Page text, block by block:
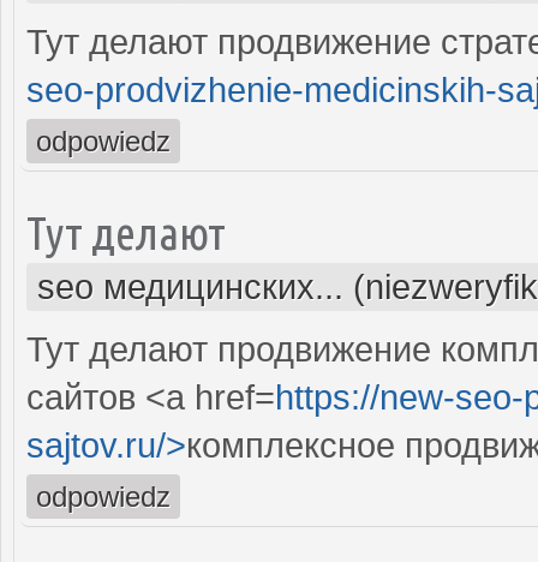
Тут делают продвижение
seo-prodvizhenie-medicinskih-
odpowiedz
Тут делают
seo медицинских...
Тут делают продвижение
сайтов <a href=https://new-seo-
sajtov.ru/>комплексное
odpowiedz